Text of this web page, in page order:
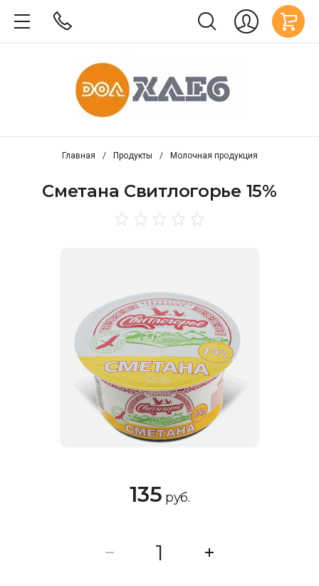
Главная / Продукты / Молочная продукция
Сметана Свитлогорье 15%
135 руб.